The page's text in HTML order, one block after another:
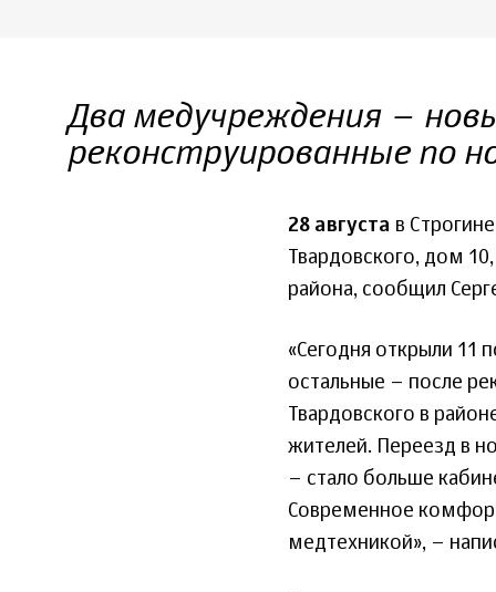
Два медучреждения –
реконструированные по
28 августа в
Твардовского, дом
района, сообщил
«Сегодня открыли 11
остальные – после
Твардовского в
жителей. Переезд в
– стало больше
Современное
медтехникой», –